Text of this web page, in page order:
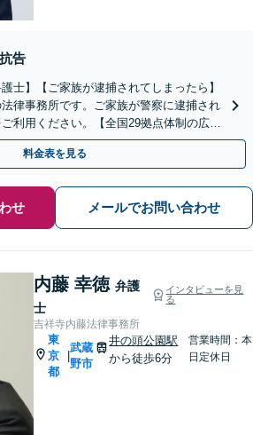
告
士】【ご家族が逮捕されてしまったら】
律事務所です。ご家族が警察に逮捕され
利用ください。【全国29拠点体制の広域
の電話相談可(予約制)】
料金表を見る
せ メールでお問い合わせ
内藤 幸徳 弁護
士
インタビューを見
る
吉祥寺内藤法律事務所
東
京
都
武蔵
野市
井の頭公園駅
から徒歩6分
営業時間：本
日定休日